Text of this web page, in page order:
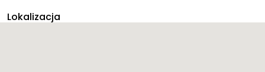
Lokalizacja